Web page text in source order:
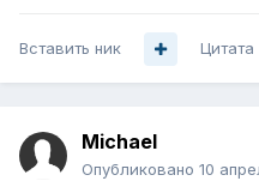
Вставить ник Цитата
Michael
Опубликовано 10